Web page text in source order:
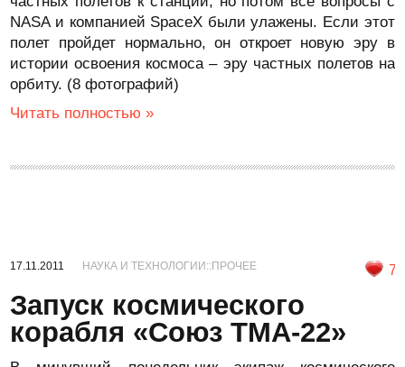
NASA и компанией SpaceX были улажены. Если этот
полет пройдет нормально, он откроет новую эру в
истории освоения космоса – эру частных полетов на
орбиту. (8 фотографий)
Читать полностью »
17.11.2011 НАУКА И ТЕХНОЛОГИИ::ПРОЧЕЕ 7
Запуск космического
корабля «Союз ТМА-22»